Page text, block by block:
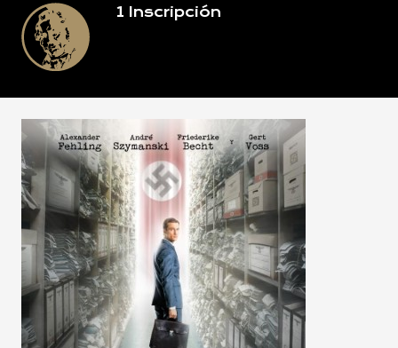
1 Inscripción